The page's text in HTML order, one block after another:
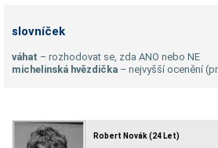
slovníček
váhat – rozhodovat se, zda ANO nebo NE
michelinská hvězdička – nejvyšší ocenění
Robert Novák (24 Let)